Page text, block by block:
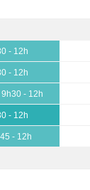
- 12h
- 12h
9h30 - 12h
- 12h
- 12h